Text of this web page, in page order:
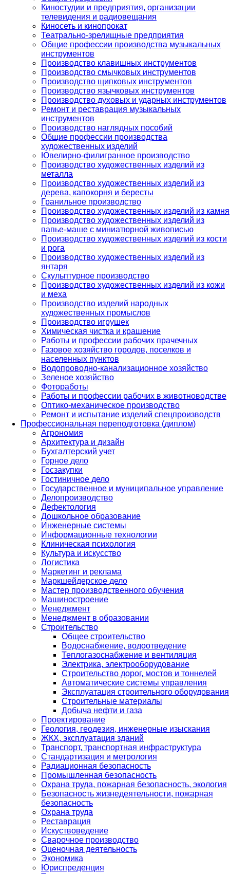
Киностудии и предприятия, организации
телевидения и радиовещания
Киносеть и кинопрокат
Театрально-зрелищные предприятия
Общие профессии производства музыкальных
инструментов
Производство клавишных инструментов
Производство смычковых инструментов
Производство щипковых инструментов
Производство язычковых инструментов
Производство духовых и ударных инструментов
Ремонт и реставрация музыкальных
инструментов
Производство наглядных пособий
Общие профессии производства
художественных изделий
Ювелирно-филигранное производство
Производство художественных изделий из
металла
Производство художественных изделий из
дерева, капокорня и бересты
Гранильное производство
Производство художественных изделий из камня
Производство художественных изделий из
папье-маше с миниатюрной живописью
Производство художественных изделий из кости
и рога
Производство художественных изделий из
янтаря
Скульптурное производство
Производство художественных изделий из кожи
и меха
Производство изделий народных
художественных промыслов
Производство игрушек
Химическая чистка и крашение
Работы и профессии рабочих прачечных
Газовое хозяйство городов, поселков и
населенных пунктов
Водопроводно-канализационное хозяйство
Зеленое хозяйство
Фотоработы
Работы и профессии рабочих в животноводстве
Оптико-механическое производство
Ремонт и испытание изделий спецпроизводств
Профессиональная переподготовка (диплом)
Агрономия
Архитектура и дизайн
Бухгалтерский учет
Горное дело
Госзакупки
Гостиничное дело
Государственное и муниципальное управление
Делопроизводство
Дефектология
Дошкольное образование
Инженерные системы
Информационные технологии
Клиническая психология
Культура и искусство
Логистика
Маркетинг и реклама
Маркшейдерское дело
Мастер производственного обучения
Машиностроение
Менеджмент
Менеджмент в образовании
Строительство
Общее строительство
Водоснабжение, водоотведение
Теплогазоснабжение и вентиляция
Электрика, электрооборудование
Строительство дорог, мостов и тоннелей
Автоматические системы управления
Эксплуатация строительного оборудования
Строительные материалы
Добыча нефти и газа
Проектирование
Геология, геодезия, инженерные изыскания
ЖКХ, эксплуатация зданий
Транспорт, транспортная инфраструктура
Стандартизация и метрология
Радиационная безопасность
Промышленная безопасность
Охрана труда, пожарная безопасность, экология
Безопасность жизнедеятельности, пожарная
безопасность
Охрана труда
Реставрация
Искуствоведение
Сварочное производство
Оценочная деятельность
Экономика
Юриспреденция